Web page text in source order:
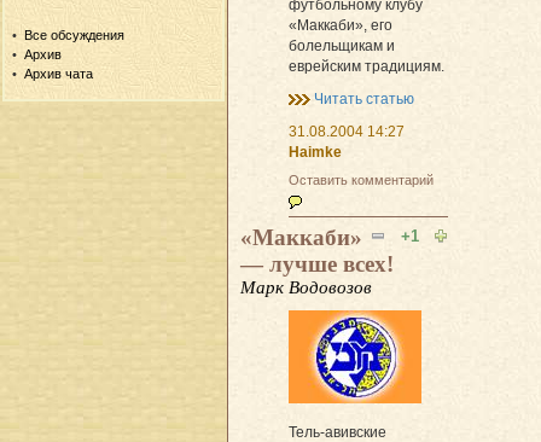
Все обсуждения
Архив
Архив чата
футбольному клубу
«Маккаби», его
болельщикам и
еврейским традициям.
Читать статью
31.08.2004 14:27
Haimke
Оставить комментарий
+1
«Маккаби»
— лучше всех!
Марк Водовозов
Тель-авивские